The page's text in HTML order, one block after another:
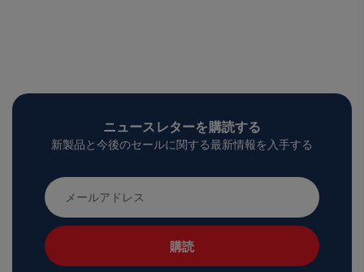
ニュースレターを購読する
新製品と今後のセールに関する最新情報を入手する
メ
ー
ル
ア
ド